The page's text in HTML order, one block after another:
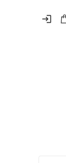
login